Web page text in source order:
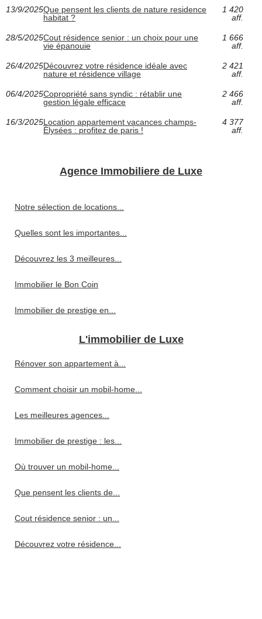
13/9/2025Que pensent les clients de nature residence
habitat ?
1 420
aff.
28/5/2025Cout résidence senior : un choix pour une
vie épanouie
1 666
aff.
26/4/2025Découvrez votre résidence idéale avec
nature et résidence village
2 421
aff.
06/4/2025Copropriété sans syndic : rétablir une
gestion légale efficace
2 466
aff.
16/3/2025Location appartement vacances champs-
Élysées : profitez de paris !
4 377
aff.
Agence Immobiliere de Luxe
Notre sélection de locations...
Quelles sont les importantes...
Découvrez les 3 meilleures...
Immobilier le Bon Coin
Immobilier de prestige en...
L'immobilier de Luxe
Rénover son appartement à...
Comment choisir un mobil-home...
Les meilleures agences...
Immobilier de prestige : les...
Où trouver un mobil-home...
Que pensent les clients de...
Cout résidence senior : un...
Découvrez votre résidence...